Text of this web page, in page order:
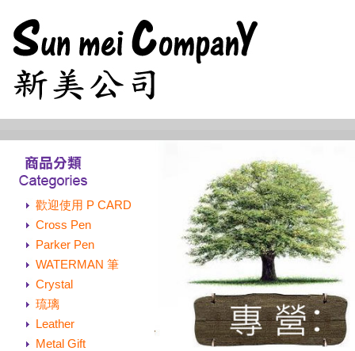
歡迎使用 P CARD
Cross Pen
Parker Pen
WATERMAN 筆
Crystal
琉璃
Leather
Metal Gift